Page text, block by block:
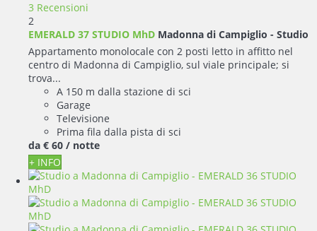
3 Recensioni
2
EMERALD 37 STUDIO MhD Madonna di Campiglio - Studio
Appartamento monolocale con 2 posti letto in affitto nel
centro di Madonna di Campiglio, sul viale principale; si
trova...
A 150 m dalla stazione di sci
Garage
Televisione
Prima fila dalla pista di sci
da € 60 / notte
+ INFO